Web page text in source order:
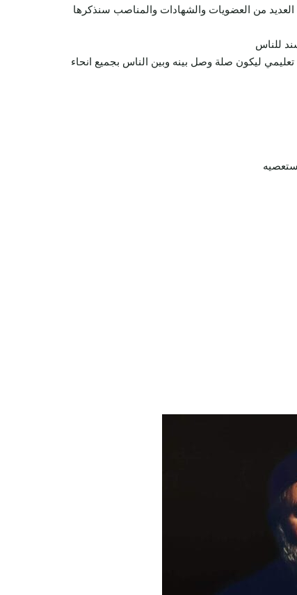
العديد من العضويات والشهادات والمناصب سنذكرها
للناس
ليكون صلة وصل بينه وبين الناس بجميع انحاء